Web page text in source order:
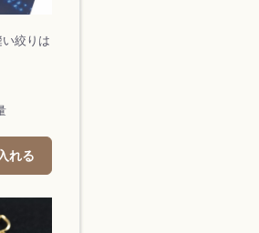
絞りは
れる